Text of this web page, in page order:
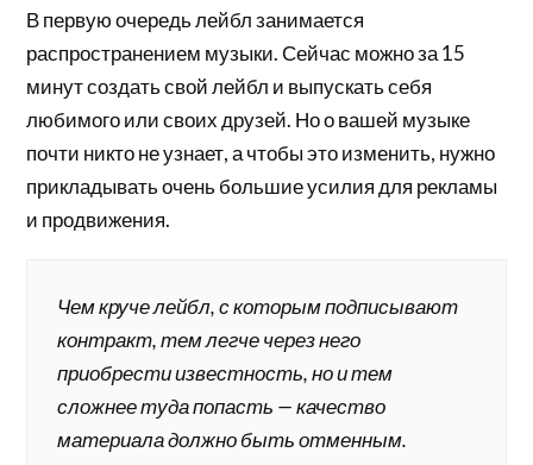
В первую очередь лейбл занимается
распространением музыки. Сейчас можно за 15
минут создать свой лейбл и выпускать себя
любимого или своих друзей. Но о вашей музыке
почти никто не узнает, а чтобы это изменить, нужно
прикладывать очень большие усилия для рекламы
и продвижения.
Чем круче лейбл, с которым подписывают
контракт, тем легче через него
приобрести известность, но и тем
сложнее туда попасть — качество
материала должно быть отменным.